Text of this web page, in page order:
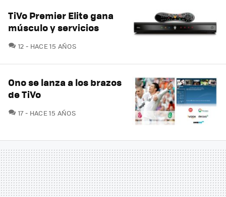
TiVo Premier Elite gana
músculo y servicios
12 COMENTARIOS
HACE 15 AÑOS
Ono se lanza a los brazos
de TiVo
17COMENTARIOS
HACE 15 AÑOS